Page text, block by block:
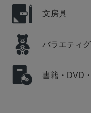
文房具
バラエティ
書籍・DVD